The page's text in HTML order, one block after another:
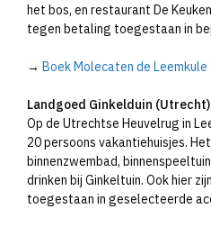
het bos, en restaurant De
tegen betaling toegestaan in
→ Boek Molecaten de Leemkule
Landgoed Ginkelduin (Utrecht)
Op de Utrechtse Heuvelrug in
20 persoons vakantiehuisjes.
binnenzwembad,
drinken bij Ginkeltuin. Ook hier
toegestaan in geselecteerde